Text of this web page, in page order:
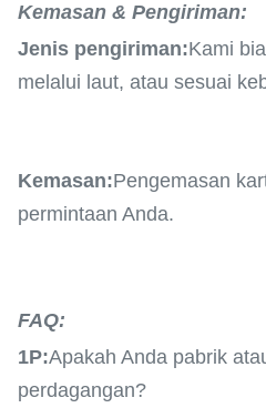
Kemasan & Pengiriman:
Jenis pengiriman:Kami
melalui laut, atau sesuai
Kemasan:Pengemasan
permintaan Anda.
FAQ:
1P:Apakah Anda pabrik
perdagangan?